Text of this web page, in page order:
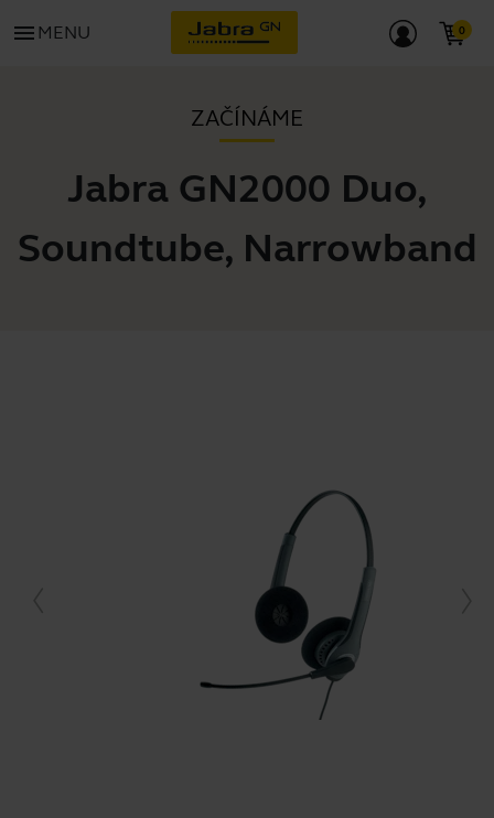
menu MENU
ZAČÍNÁME
Jabra GN2000 Duo,
Soundtube, Narrowband